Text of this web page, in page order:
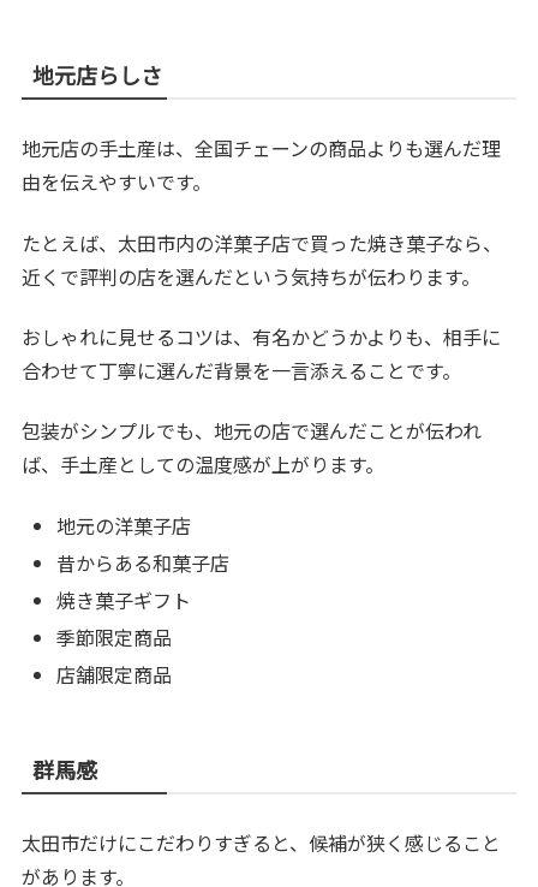
地元店らしさ
地元店の手土産は、全国チェーンの商品よりも選んだ理
由を伝えやすいです。
たとえば、太田市内の洋菓子店で買った焼き菓子なら、
近くで評判の店を選んだという気持ちが伝わります。
おしゃれに見せるコツは、有名かどうかよりも、相手に
合わせて丁寧に選んだ背景を一言添えることです。
包装がシンプルでも、地元の店で選んだことが伝われ
ば、手土産としての温度感が上がります。
地元の洋菓子店
昔からある和菓子店
焼き菓子ギフト
季節限定商品
店舗限定商品
群馬感
太田市だけにこだわりすぎると、候補が狭く感じること
があります。